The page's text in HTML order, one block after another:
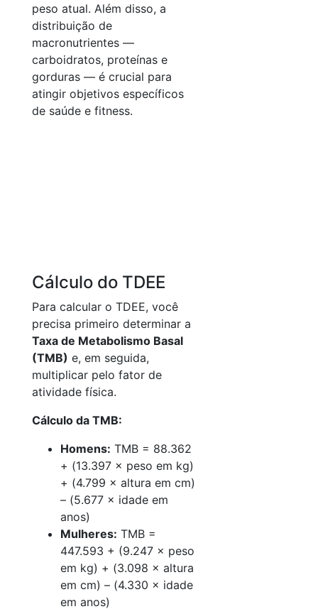
peso atual. Além disso, a
distribuição de
macronutrientes —
carboidratos, proteínas e
gorduras — é crucial para
atingir objetivos específicos
de saúde e fitness.
Cálculo do TDEE
Para calcular o TDEE, você
precisa primeiro determinar a
Taxa de Metabolismo Basal
(TMB) e, em seguida,
multiplicar pelo fator de
atividade física.
Cálculo da TMB:
Homens: TMB = 88.362
+ (13.397 × peso em kg)
+ (4.799 × altura em cm)
– (5.677 × idade em
anos)
Mulheres: TMB =
447.593 + (9.247 × peso
em kg) + (3.098 × altura
em cm) – (4.330 × idade
em anos)